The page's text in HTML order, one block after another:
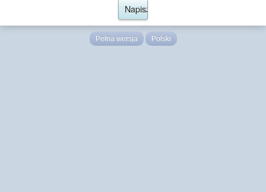
Pełna wersja Polski